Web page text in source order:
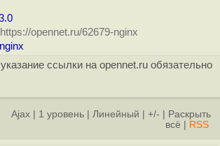
opennet.ru/62679-nginx
nginx
ссылки на opennet.ru обязательно
Ajax 1 уровень Линейный +/-
Раскрыть
всё
RSS